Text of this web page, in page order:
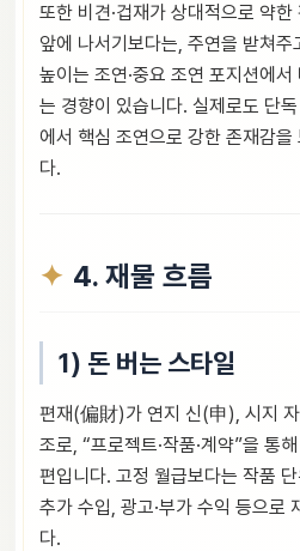
또한 비견·겁재가 상대적으로 약
앞에 나서기보다는, 주연을 받쳐
높이는 조연·중요 조연 포지션에
는 경향이 있습니다. 실제로도 단
에서 핵심 조연으로 강한 존재감을
다.
4. 재물 흐름
1) 돈 버는 스타일
편재(偏財)가 연지 신(申), 시지
조로, “프로젝트·작품·계약”을 통
편입니다. 고정 월급보다는 작품
추가 수입, 광고·부가 수익 등으로
다.